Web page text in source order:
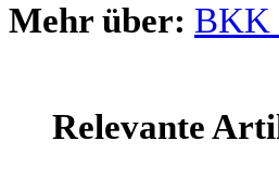
Mehr über: BKK
Relevante